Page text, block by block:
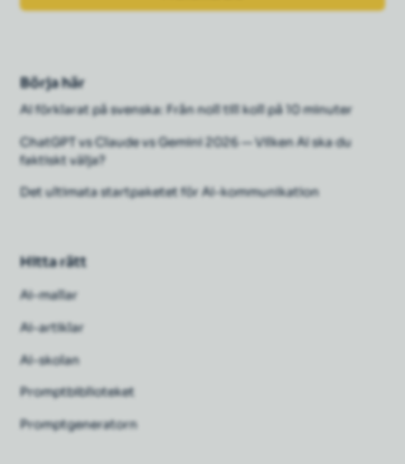
Börja här
AI förklarat på svenska: Från noll till koll på 10 minuter
ChatGPT vs Claude vs Gemini 2026 — Vilken AI ska du
faktiskt välja?
Det ultimata startpaketet för AI-kommunikation
Hitta rätt
Ai-mallar
Ai-artiklar
AI-skolan
Promptbiblioteket
Promptgeneratorn